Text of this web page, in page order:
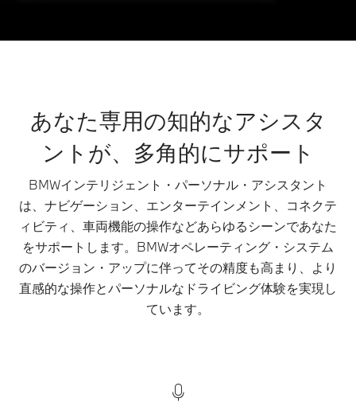
あなた専用の知的なアシスタ
ントが、多角的にサポート
BMWインテリジェント・パーソナル・アシスタント
は、ナビゲーション、エンターテインメント、コネクテ
ィビティ、車両機能の操作などあらゆるシーンであなた
をサポートします。BMWオペレーティング・システム
のバージョン・アップに伴ってその精度も高まり、より
直感的な操作とパーソナルなドライビング体験を実現し
ています。